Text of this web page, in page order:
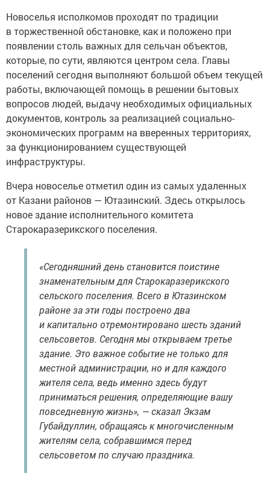
Новоселья исполкомов проходят по традиции
в торжественной обстановке, как и положено при
появлении столь важных для сельчан объектов,
которые, по сути, являются центром села. Главы
поселений сегодня выполняют большой объем текущей
работы, включающей помощь в решении бытовых
вопросов людей, выдачу необходимых официальных
документов, контроль за реализацией социально-
экономических программ на вверенных территориях,
за функционированием существующей
инфраструктуры.
Вчера новоселье отметил один из самых удаленных
от Казани районов — Ютазинский. Здесь открылось
новое здание исполнительного комитета
Старокаразерикского поселения.
«Сегодняшний день становится поистине
знаменательным для Старокаразерикского
сельского поселения. Всего в Ютазинском
районе за эти годы построено два
и капитально отремонтировано шесть зданий
сельсоветов. Сегодня мы открываем третье
здание. Это важное событие не только для
местной администрации, но и для каждого
жителя села, ведь именно здесь будут
приниматься решения, определяющие вашу
повседневную жизнь», — сказал Экзам
Губайдуллин, обращаясь к многочисленным
жителям села, собравшимся перед
сельсоветом по случаю праздника.